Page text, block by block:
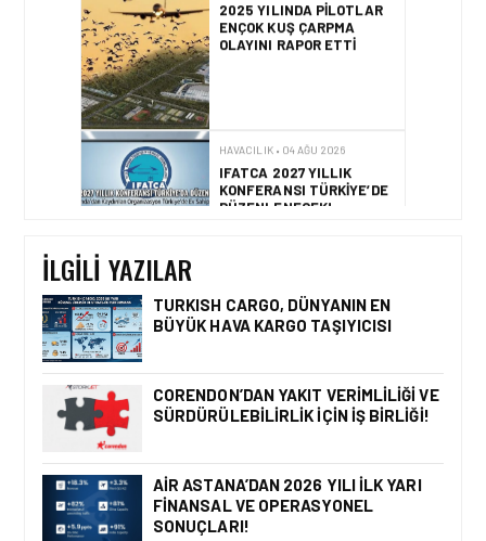
HAVACILIK • 04 AĞU 2026
IFATCA 2027 YILLIK
HAVACILIK • 04 AĞU 2026
ÇELEBI HAVACILIK, TÜRK
YÜZDE 46’LIK ARTIŞA
KARŞI HANGI ÖNLEMLER
ALINIYOR?
HAVACILIK • 05 AĞU 2026
ÇELEBI HAVACILIK
İLGILI YAZILAR
TURKISH CARGO, DÜNYANIN EN
BÜYÜK HAVA KARGO TAŞIYICISI
CORENDON’DAN YAKIT VERIMLILIĞI VE
SÜRDÜRÜLEBILIRLIK IÇIN İŞ BIRLIĞI!
AIR ASTANA’DAN 2026 YILI İLK YARI
FINANSAL VE OPERASYONEL
SONUÇLARI!